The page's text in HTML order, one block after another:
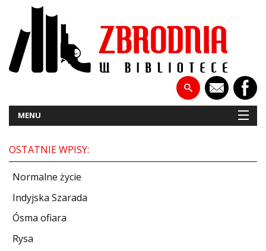
MENU
PATRONATY
WYWIADY
RECENZJE
OSTATNIE WPISY:
Normalne życie
Indyjska Szarada
Ósma ofiara
Rysa